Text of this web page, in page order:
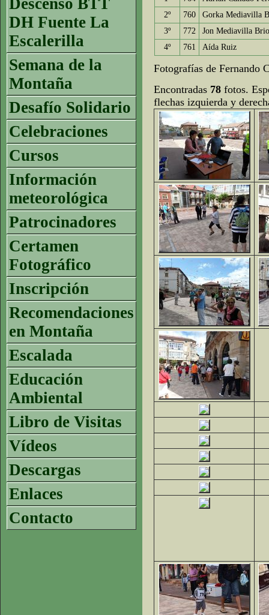
Descenso BTT
DH Fuente La
Escalerilla
Semana de la
Montaña
Desafío Solidario
Celebraciones
Cursos
Información
meteorológica
Patrocinadores
Certamen
Fotográfico
Inscripción
Recomendaciones
en Montaña
Escalada
Educación
Ambiental
Libro de Visitas
Vídeos
Descargas
Enlaces
Contacto
2º
760
Gorka Mediavilla
3º
772
Jon Mediavilla
4º
761 Aída Ruiz
Fotografías de Fernando
Encontradas 78 fotos.
flechas izquierda y